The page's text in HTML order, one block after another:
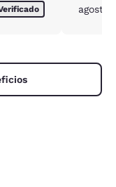
travel in
agosto